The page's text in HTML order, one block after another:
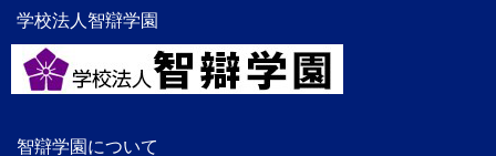
学校法人智辯学園
智辯学園について